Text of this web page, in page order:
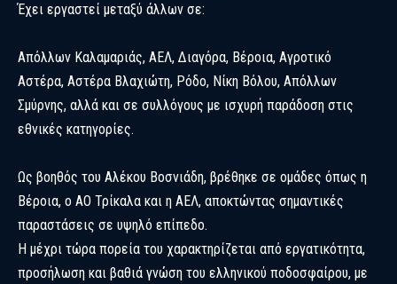
Έχει εργαστεί μεταξύ άλλων σε:
Απόλλων Καλαμαριάς, ΑΕΛ, Διαγόρα, Βέροια, Αγροτικό
Αστέρα, Αστέρα Βλαχιώτη, Ρόδο, Νίκη Βόλου, Απόλλων
Σμύρνης, αλλά και σε συλλόγους με ισχυρή παράδοση στις
εθνικές κατηγορίες.
Ως βοηθός του Αλέκου Βοσνιάδη, βρέθηκε σε ομάδες όπως η
Βέροια, ο ΑΟ Τρίκαλα και η ΑΕΛ, αποκτώντας σημαντικές
παραστάσεις σε υψηλό επίπεδο.
Η μέχρι τώρα πορεία του χαρακτηρίζεται από εργατικότητα,
προσήλωση και βαθιά γνώση του ελληνικού ποδοσφαίρου, με